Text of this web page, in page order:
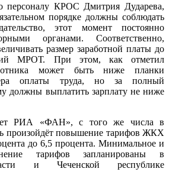
персоналу КРОС Дмитрия Дударева,
порядке должны соблюдать
этот момент постоянно
органами. Соответственно,
размер заработной платы до
МРОТ. При этом, как отметил
может быть ниже планки
оплаты труда, но за полный
должны выплатить зарплату не ниже
РИА «ФАН», с того же числа в
произойдёт повышение тарифов ЖКХ
до 6,5 процента. Минимальное и
тарифов запланированы в
и Чеченской республике